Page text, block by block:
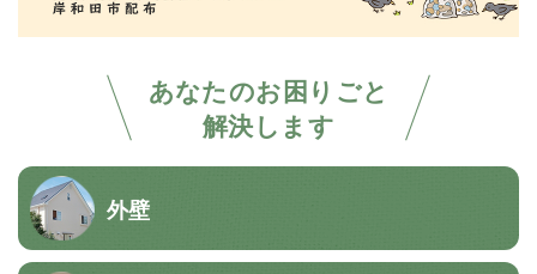
あなたのお困りごと
解決します
外壁